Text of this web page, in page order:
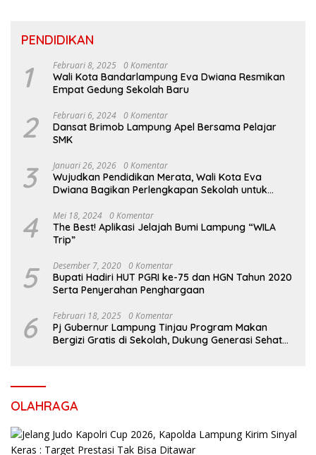
PENDIDIKAN
1 Februari 8, 2025 0 Komentar
Wali Kota Bandarlampung Eva Dwiana Resmikan
Empat Gedung Sekolah Baru
2 Februari 6, 2024 0 Komentar
Dansat Brimob Lampung Apel Bersama Pelajar
SMK
3 Januari 26, 2026 0 Komentar
Wujudkan Pendidikan Merata, Wali Kota Eva
Dwiana Bagikan Perlengkapan Sekolah untuk
4 Mei 18, 2024 0 Komentar
The Best! Aplikasi Jelajah Bumi Lampung “WILA
Trip”
5 Desember 7, 2020 0 Komentar
Bupati Hadiri HUT PGRI ke-75 dan HGN Tahun 2020
Serta Penyerahan Penghargaan
6 Februari 18, 2025 0 Komentar
Pj Gubernur Lampung Tinjau Program Makan
Bergizi Gratis di Sekolah, Dukung Generasi Sehat
OLAHRAGA